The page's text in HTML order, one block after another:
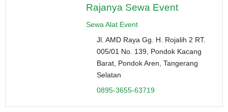
Rajanya Sewa Event
Sewa Alat Event
Jl. AMD Raya Gg. H. Rojalih 2 RT.
005/01 No. 139, Pondok Kacang
Barat, Pondok Aren, Tangerang
Selatan
0895-3655-63719